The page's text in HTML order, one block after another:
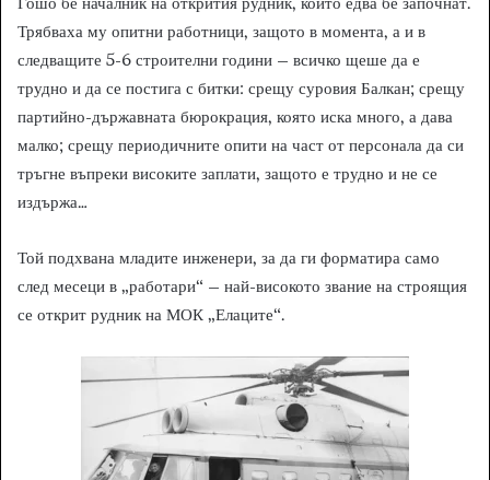
Трябваха му опитни работници, защото в момента, а и в
следващите 5-6 строителни години – всичко щеше да е
трудно и да се постига с битки: срещу суровия Балкан; срещу
партийно-държавната бюрокрация, която иска много, а дава
малко; срещу периодичните опити на част от персонала да си
тръгне въпреки високите заплати, защото е трудно и не се
издържа…
Той подхвана младите инженери, за да ги форматира само
след месеци в „работари“ – най-високото звание на строящия
се открит рудник на МОК „Елаците“.